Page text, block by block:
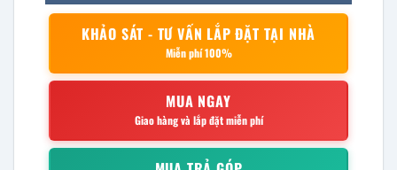
KHẢO SÁT - TƯ VẤN LẮP ĐẶT TẠI NHÀ
Miễn phí 100%
MUA NGAY
Giao hàng và lắp đặt miễn phí